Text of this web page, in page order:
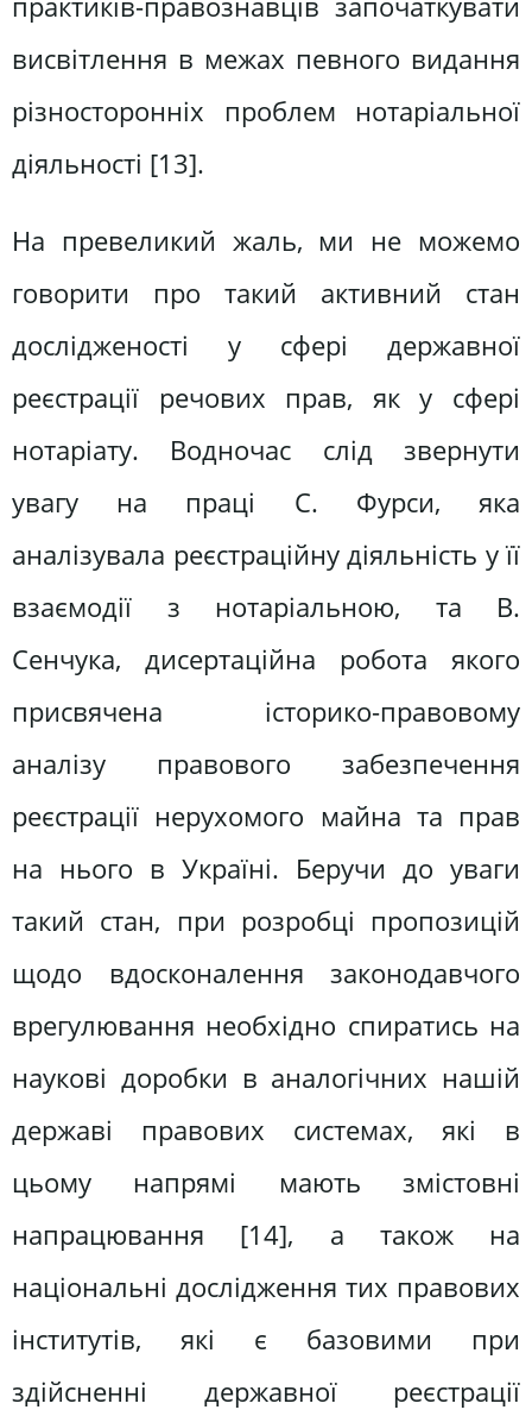
висвітлення в межах певного видання
різносторонніх проблем нотаріальної
діяльності [13].
На превеликий жаль, ми не можемо
говорити про такий активний стан
дослідженості у сфері державної
реєстрації речових прав, як у сфері
нотаріату. Водночас слід звернути
увагу на праці С. Фурси, яка
аналізувала реєстраційну діяльність у її
взаємодії з нотаріальною, та В.
Сенчука, дисертаційна робота якого
присвячена історико-правовому
аналізу правового забезпечення
реєстрації нерухомого майна та прав
на нього в Україні. Беручи до уваги
такий стан, при розробці пропозицій
щодо вдосконалення законодавчого
врегулювання необхідно спиратись на
наукові доробки в аналогічних нашій
державі правових системах, які в
цьому напрямі мають змістовні
напрацювання [14], а також на
національні дослідження тих правових
інститутів, які є базовими при
здійсненні державної реєстрації